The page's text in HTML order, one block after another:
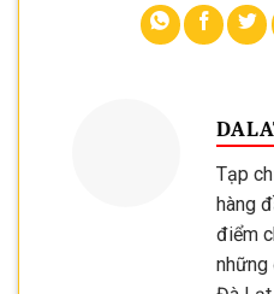
Tạp
hàng
điểm